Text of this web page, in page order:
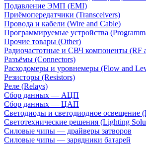
Подавление ЭМП (EMI)
Приёмопередатчики (Transceivers)
Провода и кабели (Wire and Cable)
Программируемые устройства
Прочие товары (Other)
Радиочастотные и СВЧ компоненты (RF
Разъёмы (Connectors)
Расходомеры и уровнемеры (Flow and
Резисторы (Resistors)
Реле (Relays)
Сбор данных — АЦП
Сбор данных — ЦАП
Светодиоды и светодиодное освещение
Светотехнические решения (Lighting
Силовые чипы — драйверы затворов
Силовые чипы — зарядники батарей